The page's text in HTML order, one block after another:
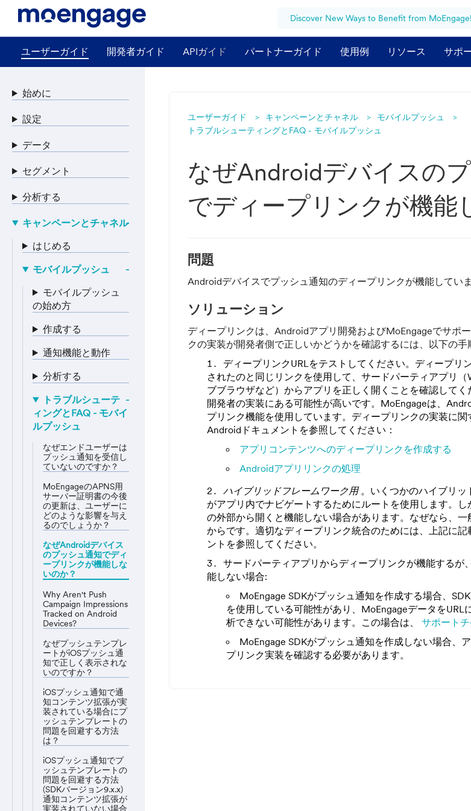
Discover New Ways to Benefit from
ユーザーガイド 開発者ガイド APIガイド パートナーガイド 使用例 リソース サポ
ユーザーガイド キャンペーンとチャネル
モバイルプッシュ
トラブルシューティングとFAQ - モバイルプッシュ
なぜAndroidデバイスの
でディープリンクが機能
問題
Androidデバイスでプッシュ通知のディープリンクが機能していま
ソリューション
ディープリンクは、Androidアプリ開発およびMoEngageでサポ
クの実装が開発者側で正しいかどうかを確認するには、以下の手
ディープリンクURLをテストしてください。ディープリ
されたのと同じリンクを使用して、サードパーティアプリ
ブブラウザなど）からアプリを正しく開くことを確認して
開発者の実装にある可能性が高いです。MoEngageは、
プリンク機能を使用しています。ディープリンクの実装に
Androidドキュメントを参照してください：
アプリコンテンツへのディープリンクを作成する
Androidアプリリンクの処理
ハイブリッドフレームワーク用。いくつかのハイブリ
がアプリ内でナビゲートするためにルートを使用します。
の外部から開くと機能しない場合があります。なぜなら、
からです。適切なディープリンク統合のためには、上記に
ントを参照してください。
サードパーティアプリからディープリンクが機能するが
能しない場合:
MoEngage SDKがプッシュ通知を作成する場合、
を使用している可能性があり、MoEngageデータをURL
析できない可能性があります。この場合は、 サポート
MoEngage SDKがプッシュ通知を作成しない場合、
プリンク実装を確認する必要があります。
始めに
設定
データ
セグメント
分析する
キャンペーンとチャネル
はじめる
モバイルプッシュ
モバイルプッシュ
の始め方
作成する
通知機能と動作
分析する
トラブルシューテ
ィングとFAQ - モバイ
ルプッシュ
なぜエンドユーザーは
プッシュ通知を受信し
ていないのですか？
MoEngageのAPNS用
サーバー証明書の今後
の更新は、ユーザーに
どのような影響を与え
るのでしょうか？
なぜAndroidデバイス
のプッシュ通知でディ
ープリンクが機能しな
いのか？
Why Aren't Push
Campaign Impressions
Tracked on Android
Devices?
なぜプッシュテンプレ
ートがiOSプッシュ通
知で正しく表示されな
いのですか？
iOSプッシュ通知で通
知コンテンツ拡張が実
装されている場合にプ
ッシュテンプレートの
問題を回避する方法
は？
iOSプッシュ通知でプ
ッシュテンプレートの
問題を回避する方法
(SDKバージョン9.x.x)
通知コンテンツ拡張が
実装されていない場合